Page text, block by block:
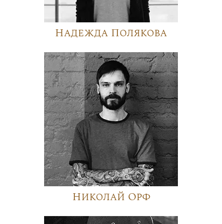
Надежда Полякова
Николай Орф